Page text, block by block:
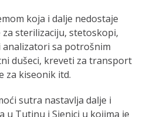
koja i dalje nedostaje
sterilizaciju, stetoskopi,
sa potrošnim
dušeci, kreveti za transport
za kiseonik itd.
sutra nastavlja dalje i
u Tutinu i Sjenici u kojima je